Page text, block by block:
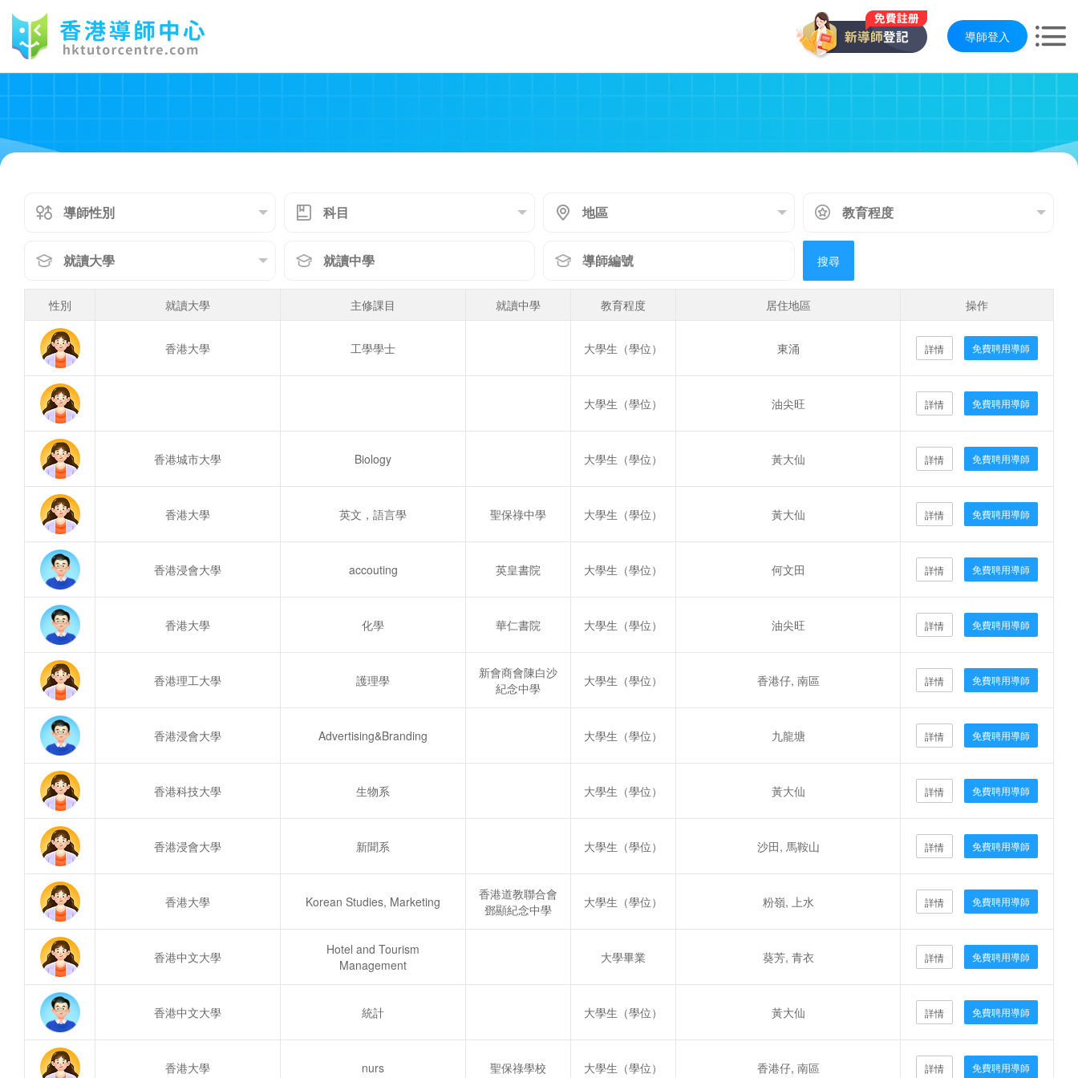
導師登入
搜尋
性別 就讀大學 主修課目 就讀中學 教育程度 居住地區 操作
香港大學 工學學士 大學生（學位） 東涌 詳情 免費聘用導師
大學生（學位） 油尖旺 詳情 免費聘用導師
香港城市大學 Biology 大學生（學位） 黃大仙 詳情 免費聘用導師
香港大學 英文，語言學 聖保祿中學 大學生（學位） 黃大仙 詳情 免費聘用導師
香港浸會大學 accouting 英皇書院 大學生（學位） 何文田 詳情 免費聘用導師
香港大學 化學 華仁書院 大學生（學位） 油尖旺 詳情 免費聘用導師
香港理工大學 護理學
新會商會陳白沙
紀念中學
大學生（學位） 香港仔, 南區 詳情 免費聘用導師
香港浸會大學 Advertising&Branding 大學生（學位） 九龍塘 詳情 免費聘用導師
香港科技大學 生物系 大學生（學位） 黃大仙 詳情 免費聘用導師
香港浸會大學 新聞系 大學生（學位） 沙田, 馬鞍山 詳情 免費聘用導師
香港大學 Korean Studies, Marketing
香港道教聯合會
鄧顯紀念中學
大學生（學位） 粉嶺, 上水 詳情 免費聘用導師
香港中文大學
Hotel and Tourism
Management
大學畢業 葵芳, 青衣 詳情 免費聘用導師
香港中文大學 統計 大學生（學位） 黃大仙 詳情 免費聘用導師
香港大學 nurs 聖保祿學校 大學生（學位） 香港仔, 南區 詳情 免費聘用導師